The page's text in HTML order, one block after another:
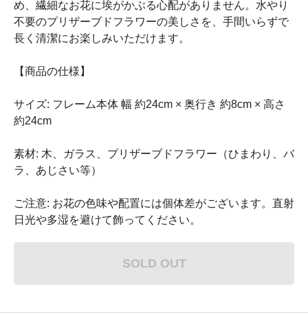
め、繊細なお花に埃がかぶる心配がありません。水やり
不要のプリザーブドフラワーの美しさを、手間いらずで
長く清潔にお楽しみいただけます。
【商品の仕様】
サイズ: フレーム本体 幅 約24cm × 奥行き 約8cm × 高さ
約24cm
素材: 木、ガラス、プリザーブドフラワー（ひまわり、バ
ラ、あじさい等）
ご注意: お花の色味や配置には個体差がございます。直射
日光や多湿を避けて飾ってください。
SOLD OUT